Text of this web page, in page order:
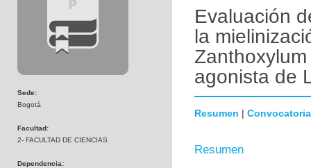
Sede:
Bogotá
Facultad:
2- FACULTAD DE CIENCIAS
Dependencia:
Evaluación
la
agonista de
Resumen | Convocatoria
Resumen